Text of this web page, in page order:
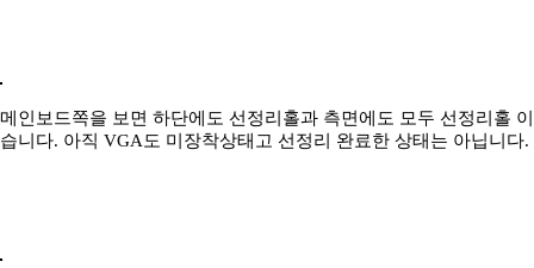
메인보드쪽을 보면 하단에도 선정리홀과 측면에도 모두 선정리홀
습니다. 아직 VGA도 미장착상태고 선정리 완료한 상태는 아닙니다.